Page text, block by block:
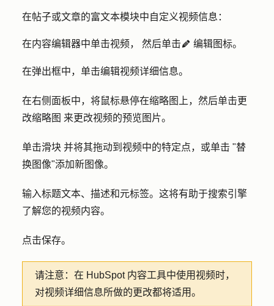
在帖子或文章的富文本模块中自定义视频信息：
在内容编辑器中单击视频， 然后单击edit 编辑图标。
在弹出框中，单击编辑视频详细信息。
在右侧面板中，将鼠标悬停在缩略图上，然后单击更
改缩略图 来更改视频的预览图片。
单击滑块 并将其拖动到视频中的特定点，或单击 "替
换图像"添加新图像。
输入标题文本、 描述和元标签。这将有助于搜索引擎
了解您的视频内容。
点击保存。
请注意： 在 HubSpot 内容工具中使用视频时，
对视频详细信息所做的更改都将适用。